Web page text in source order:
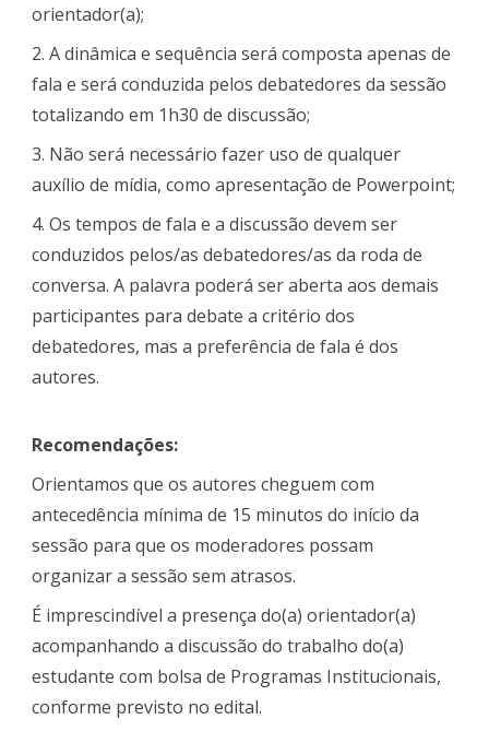
orientador(a);
2. A dinâmica e sequência será composta apenas de
fala e será conduzida pelos debatedores da sessão
totalizando em 1h30 de discussão;
3. Não será necessário fazer uso de qualquer
auxílio de mídia, como apresentação de Powerpoint;
4. Os tempos de fala e a discussão devem ser
conduzidos pelos/as debatedores/as da roda de
conversa. A palavra poderá ser aberta aos demais
participantes para debate a critério dos
debatedores, mas a preferência de fala é dos
autores.
Recomendações:
Orientamos que os autores cheguem com
antecedência mínima de 15 minutos do início da
sessão para que os moderadores possam
organizar a sessão sem atrasos.
É imprescindível a presença do(a) orientador(a)
acompanhando a discussão do trabalho do(a)
estudante com bolsa de Programas Institucionais,
conforme previsto no edital.